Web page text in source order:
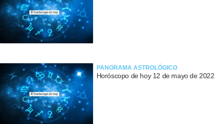
PANORAMA ASTROLÓGICO
Horóscopo de hoy 12 de mayo de 2022